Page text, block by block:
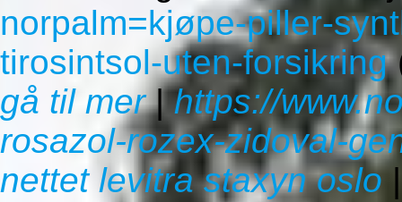
norpalm=kjøpe-piller-
tirosintsol-uten-forsikring
gå til mer|https://
rosazol-rozex-zidoval-
nettet levitra staxyn oslo